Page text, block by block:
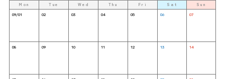
Mon Tue Wed Thu Fri Sat Sun
09/01 02 03 04 05 06 07
08 09 10 11 12 13 14